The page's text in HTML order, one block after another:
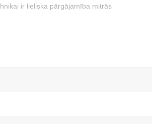
ir lieliska pārgājamība mitrās